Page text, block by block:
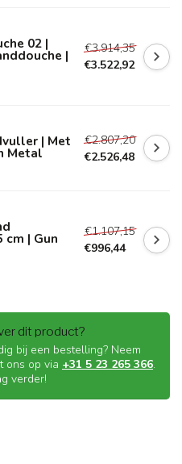
02 |
|
€3.914,35
€3.522,92
| Met
Metal
€2.807,20
€2.526,48
cm | Gun
€1.107,15
€996,44
dit product?
bij een bestelling? Neem
ons op via +31 5 23 265 366.
verder!